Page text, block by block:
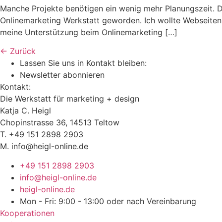
Manche Projekte benötigen ein wenig mehr Planungszeit.
Onlinemarketing Werkstatt geworden. Ich wollte
meine Unterstützung beim Onlinemarketing […]
← Zurück
Lassen Sie uns in Kontakt bleiben:
Newsletter abonnieren
Kontakt:
Die Werkstatt für marketing + design
Katja C. Heigl
Chopinstrasse 36, 14513 Teltow
T. +49 151 2898 2903
M. info@heigl-online.de
+49 151 2898 2903
info@heigl-online.de
heigl-online.de
Mon - Fri: 9:00 - 13:00 oder nach Vereinbarung
Kooperationen